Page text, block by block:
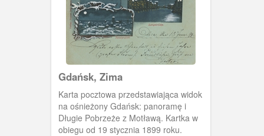
Gdańsk, Zima
Karta pocztowa przedstawiająca widok
na ośnieżony Gdańsk: panoramę i
Długie Pobrzeże z Motławą. Kartka w
obiegu od 19 stycznia 1899 roku.